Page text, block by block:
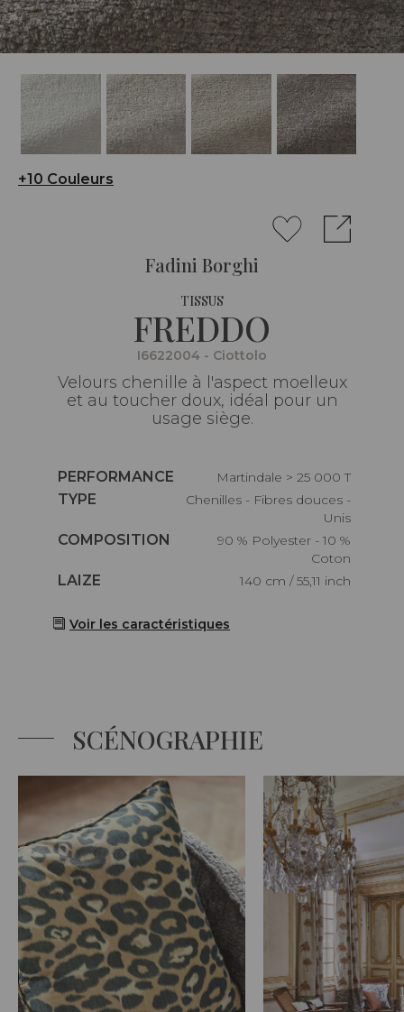
+10 Couleurs
Fadini Borghi
TISSUS
FREDDO
I6622004 - Ciottolo
Velours chenille à l'aspect moelleux
et au toucher doux, idéal pour un
usage siège.
Caractéristiques
PERFORMANCE
Martindale > 25 000 T
Caractéristiques
TYPE
Chenilles - Fibres douces -
Unis
Caractéristiques
COMPOSITION
90 % Polyester - 10 %
Coton
Caractéristiques
LAIZE 140 cm / 55,11 inch
Voir les caractéristiques
SCÉNOGRAPHIE